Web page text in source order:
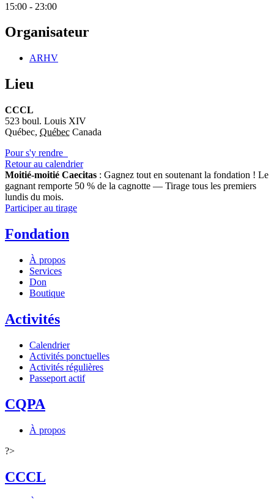
15:00 - 23:00
Organisateur
ARHV
Lieu
CCCL
523 boul. Louis XIV
Québec, Québec Canada
Pour s'y rendre
Retour au calendrier
Moitié-moitié Caecitas : Gagnez tout en soutenant la fondation ! Le
gagnant remporte 50 % de la cagnotte — Tirage tous les premiers
lundis du mois.
Participer au tirage
Fondation
À propos
Services
Don
Boutique
Activités
Calendrier
Activités ponctuelles
Activités régulières
Passeport actif
CQPA
À propos
?>
CCCL